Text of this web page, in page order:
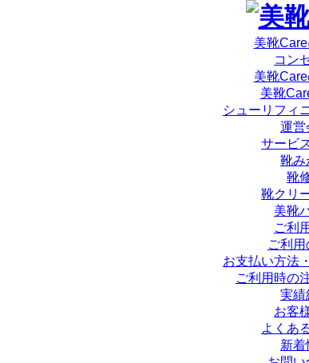
美靴
コン
美靴
美靴
シューリフィ
運営
サービ
靴み
靴
靴クリ
美靴
ご利
ご利
お支払い方法
ご利用時の
実績
お客
よくあ
新着